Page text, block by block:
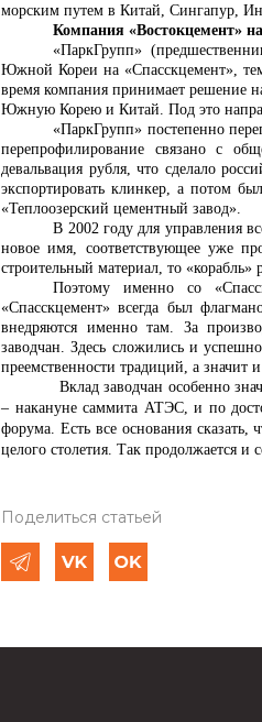
морским путем в Китай, Сингапур,
Компания «Востокцемент»
«ПаркГрупп»
Южной Кореи на «Спасскцемент»,
время компания принимает решение
Южную Корею и Китай. Под это
«ПаркГрупп» постепенно
перепрофилирование связано с
девальвация рубля, что сделало
экспортировать клинкер, а потом
«Теплоозерский цементный завод».
В 2002 году для управления
новое имя, соответствующее уже
строительный материал, то
Поэтому именно со
«Спасскцемент» всегда был
внедряются именно там. За
заводчан. Здесь сложились и
преемственности традиций, а
Вклад заводчан особенно значим
– накануне саммита АТЭС, и по
форума. Есть все основания сказать,
целого столетия. Так продолжается и
Поделиться статьей